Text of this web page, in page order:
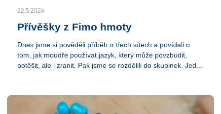
22.5.2024
Přívěšky z Fimo hmoty
Dnes jsme si pověděli příběh o třech sítech a povídali o
tom, jak moudře používat jazyk, který může povzbudit,
potěšit, ale i zranit. Pak jsme se rozdělili do skupinek. Jedni
krásný. Měli jsme dnes na praxi studenta z našeho lycea,
tak bylo veselo. Hrál s dětmi venku ,,Simon řekl"